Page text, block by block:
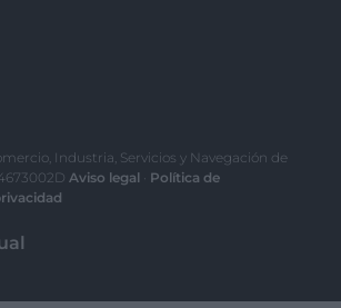
Industria, Servicios y Navegación de
Aviso legal · Política de